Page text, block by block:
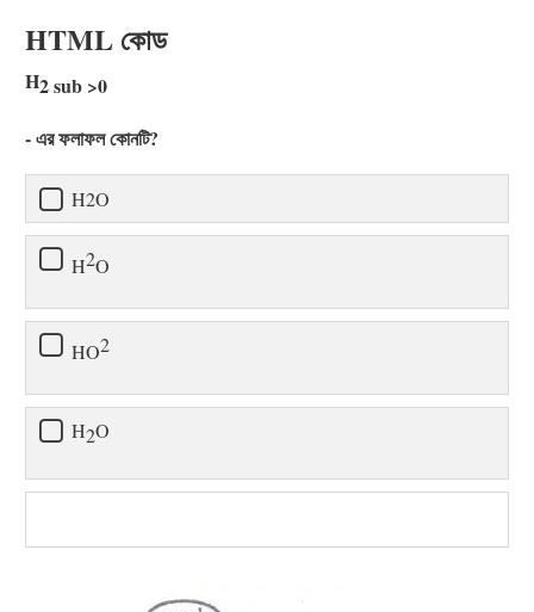
HTML কোড
H2 sub >0
- এর ফলাফল কোনটি?
H2O
H2O
HO2
H2O